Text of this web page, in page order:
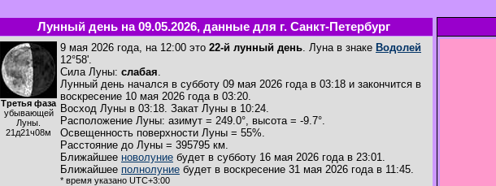
Лунный день на 09.05.2026, данные для г. Санкт-Петербург
Третья фаза
убывающей
Луны.
21д21ч08м
9 мая 2026 года, на 12:00 это 22-й лунный день. Луна в знаке Водолей
12°58'.
Сила Луны: слабая.
Лунный день начался в субботу 09 мая 2026 года в 03:18 и закончится в
воскресение 10 мая 2026 года в 03:20.
Восход Луны в 03:18. Закат Луны в 10:24.
Расположение Луны: азимут = 249.0°, высота = -9.7°.
Освещенность поверхности Луны = 55%.
Расстояние до Луны = 395795 км.
Ближайшее новолуние будет в субботу 16 мая 2026 года в 23:01.
Ближайшее полнолуние будет в воскресение 31 мая 2026 года в 11:45.
* время указано UTC+3:00